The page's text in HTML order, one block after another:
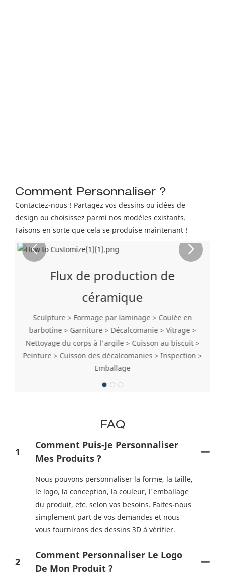
Comment Personnaliser ?
Contactez-nous ! Partagez vos dessins ou idées de
design ou choisissez parmi nos modèles existants.
Faisons en sorte que cela se produise maintenant !
Flux de production de
céramique
Sculpture > Formage par laminage > Coulée en
barbotine > Garniture > Décalcomanie > Vitrage >
Nettoyage du corps à l'argile > Cuisson au biscuit >
Peinture > Cuisson des décalcomanies > Inspection >
Emballage
FAQ
1
Comment Puis-Je Personnaliser
Mes Produits ?
Nous pouvons personnaliser la forme, la taille,
le logo, la conception, la couleur, l'emballage
du produit, etc. selon vos besoins. Faites-nous
simplement part de vos demandes et nous
vous fournirons des dessins 3D à vérifier.
2
Comment Personnaliser Le Logo
De Mon Produit ?